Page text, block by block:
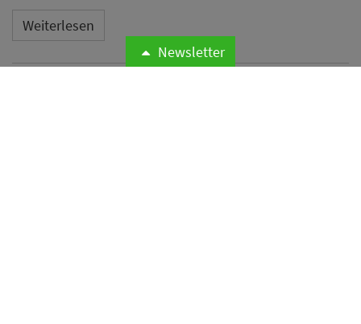
Weiterlesen
Newsletter